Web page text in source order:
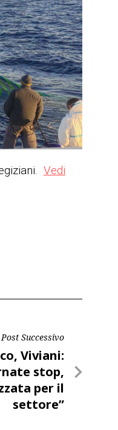
Vedi
Post Successivo
Viviani:
stop,
per il
settore”